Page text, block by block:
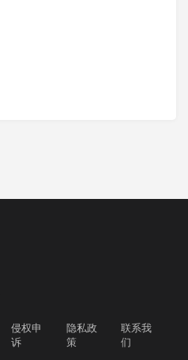
侵权申
诉
隐私政
策
联系我
们